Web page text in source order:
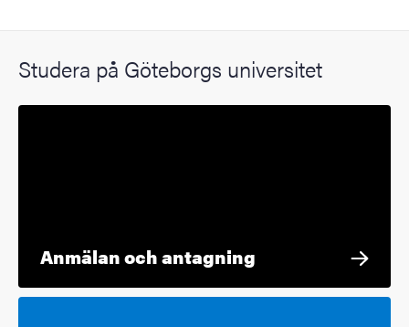
Studera på Göteborgs universitet
Anmälan och antagning